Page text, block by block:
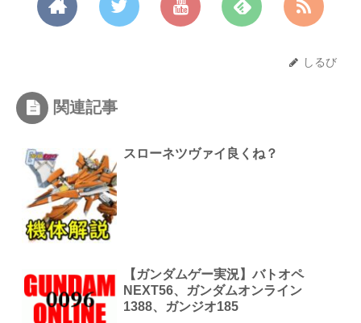
しるび
関連記事
スローネツヴァイ良くね？
【ガンダムゲー実況】バトオペ
NEXT56、ガンダムオンライン
1388、ガンジオ185